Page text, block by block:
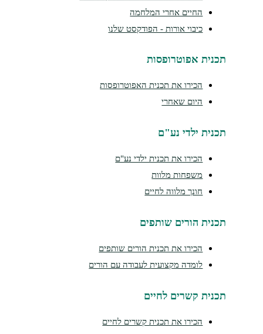
החיים אחרי המלחמה
כיבוי אורות - הפודקסט שלנו
אפוטרופסות
הכירו את תכנית האפוטרופסות
היום שאחרי
ילדי נע"ם
הכירו את תכנית ילדי נע"ם
משפחות מלוות
חונך מלווה לחיים
הורים שותפים
הכירו את תכנית הורים שותפים
לומדה מקצועית לעבודה עם הורים
קשרים לחיים
הכירו את תכנית קשרים לחיים